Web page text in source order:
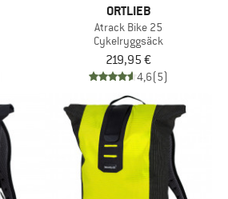
ORTLIEB
Atrack Bike 25
Cykelryggsäck
219,95 €
4,6(5)